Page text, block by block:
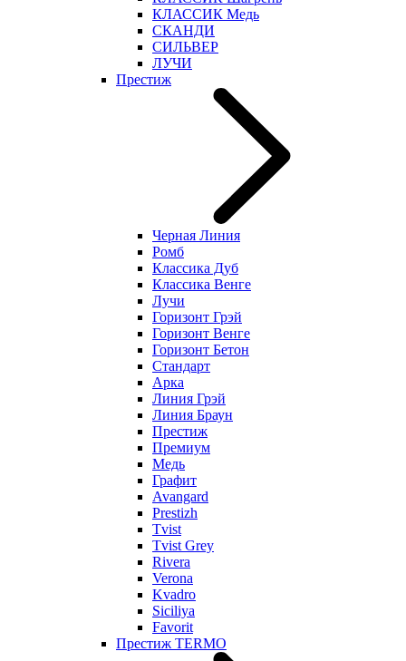
КЛАССИК Медь
СКАНДИ
СИЛЬВЕР
ЛУЧИ
Престиж
Черная Линия
Ромб
Классика Дуб
Классика Венге
Лучи
Горизонт Грэй
Горизонт Венге
Горизонт Бетон
Стандарт
Арка
Линия Грэй
Линия Браун
Престиж
Премиум
Медь
Графит
Avangard
Prestizh
Tvist
Tvist Grey
Rivera
Verona
Kvadro
Siciliya
Favorit
Престиж TERMO